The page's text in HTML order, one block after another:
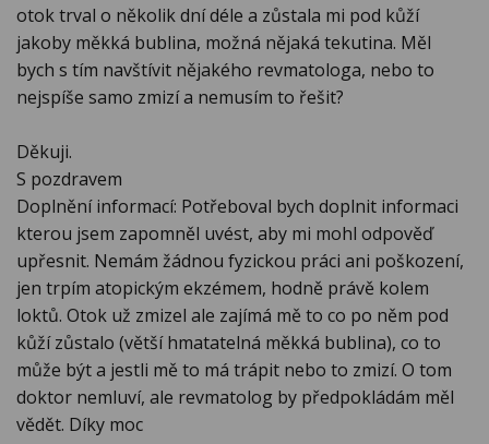
otok trval o několik dní déle a zůstala mi pod kůží
jakoby měkká bublina, možná nějaká tekutina. Měl
bych s tím navštívit nějakého revmatologa, nebo to
nejspíše samo zmizí a nemusím to řešit?
Děkuji.
S pozdravem
Doplnění informací: Potřeboval bych doplnit informaci
kterou jsem zapomněl uvést, aby mi mohl odpověď
upřesnit. Nemám žádnou fyzickou práci ani poškození,
jen trpím atopickým ekzémem, hodně právě kolem
loktů. Otok už zmizel ale zajímá mě to co po něm pod
kůží zůstalo (větší hmatatelná měkká bublina), co to
může být a jestli mě to má trápit nebo to zmizí. O tom
doktor nemluví, ale revmatolog by předpokládám měl
vědět. Díky moc